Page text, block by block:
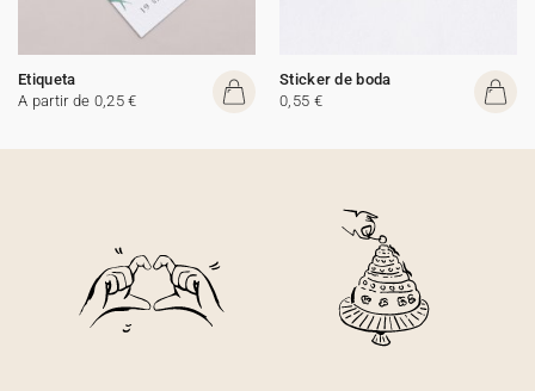
Etiqueta
A partir de 0,25 €
Sticker de boda
0,55 €